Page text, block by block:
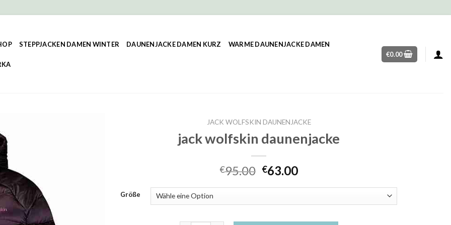
STEPPJACKEN DAMEN WINTER DAUNENJACKE DAMEN KURZ WARME DAUNENJACKE DAMEN
€0.00
JACK WOLFSKIN DAUNENJACKE
jack wolfskin daunenjacke
€95.00 €63.00
Größe